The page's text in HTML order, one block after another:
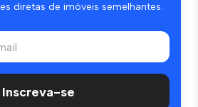
diretas de imóveis semelhantes.
Inscreva-se